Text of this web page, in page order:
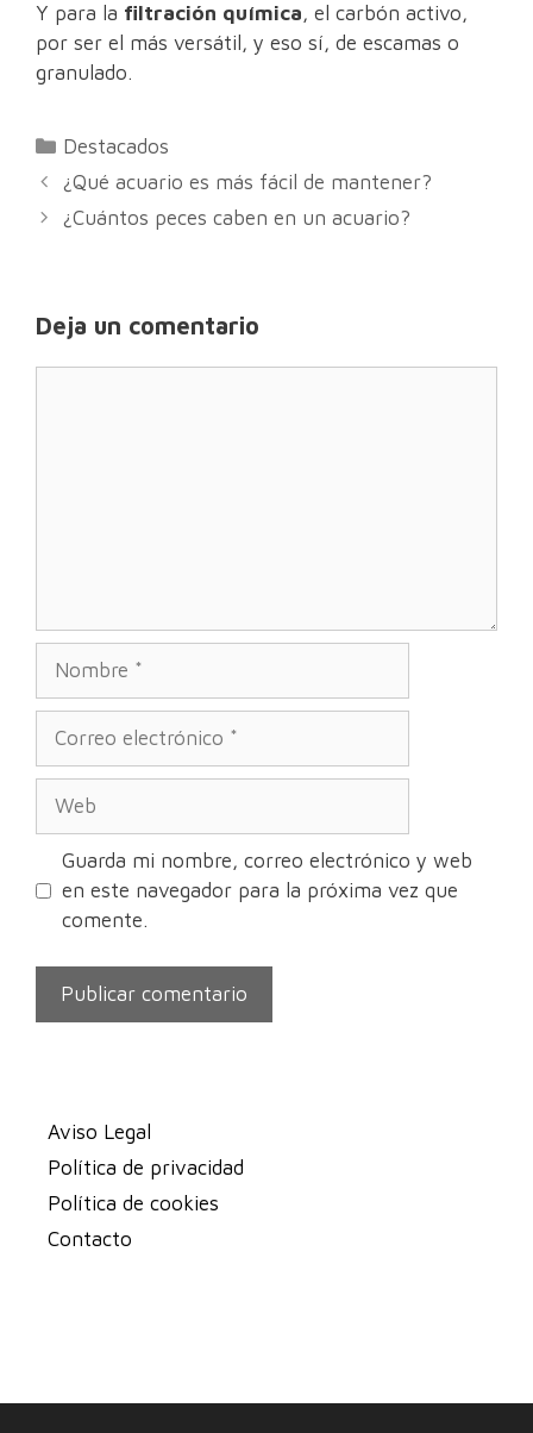
Y para la filtración química, el carbón activo,
por ser el más versátil, y eso sí, de escamas o
granulado.
Categorías
Destacados
Navegación
de
¿Qué acuario es más fácil de mantener?
¿Cuántos peces caben en un acuario?
Deja un comentario
Nombre
Guarda mi nombre, correo electrónico y web
en este navegador para la próxima vez que
comente.
Aviso Legal
Política de privacidad
Política de cookies
Contacto